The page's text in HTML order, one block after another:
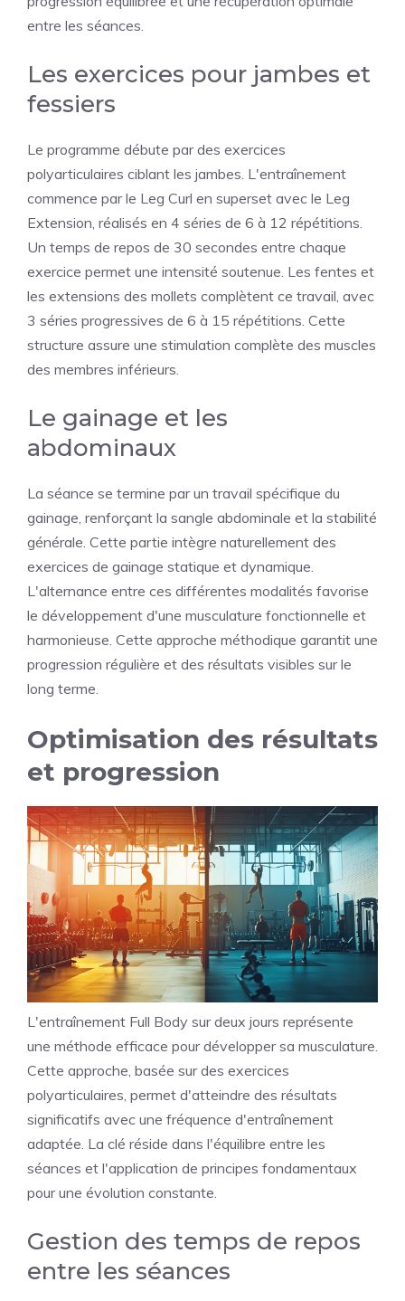
entre les séances.
Les exercices pour jambes et
fessiers
Le programme débute par des exercices
polyarticulaires ciblant les jambes. L'entraînement
commence par le Leg Curl en superset avec le Leg
Extension, réalisés en 4 séries de 6 à 12 répétitions.
Un temps de repos de 30 secondes entre chaque
exercice permet une intensité soutenue. Les fentes et
les extensions des mollets complètent ce travail, avec
3 séries progressives de 6 à 15 répétitions. Cette
structure assure une stimulation complète des muscles
des membres inférieurs.
Le gainage et les
abdominaux
La séance se termine par un travail spécifique du
gainage, renforçant la sangle abdominale et la stabilité
générale. Cette partie intègre naturellement des
exercices de gainage statique et dynamique.
L'alternance entre ces différentes modalités favorise
le développement d'une musculature fonctionnelle et
harmonieuse. Cette approche méthodique garantit une
progression régulière et des résultats visibles sur le
long terme.
Optimisation des résultats
et progression
L'entraînement Full Body sur deux jours représente
une méthode efficace pour développer sa musculature.
Cette approche, basée sur des exercices
polyarticulaires, permet d'atteindre des résultats
significatifs avec une fréquence d'entraînement
adaptée. La clé réside dans l'équilibre entre les
séances et l'application de principes fondamentaux
pour une évolution constante.
Gestion des temps de repos
entre les séances